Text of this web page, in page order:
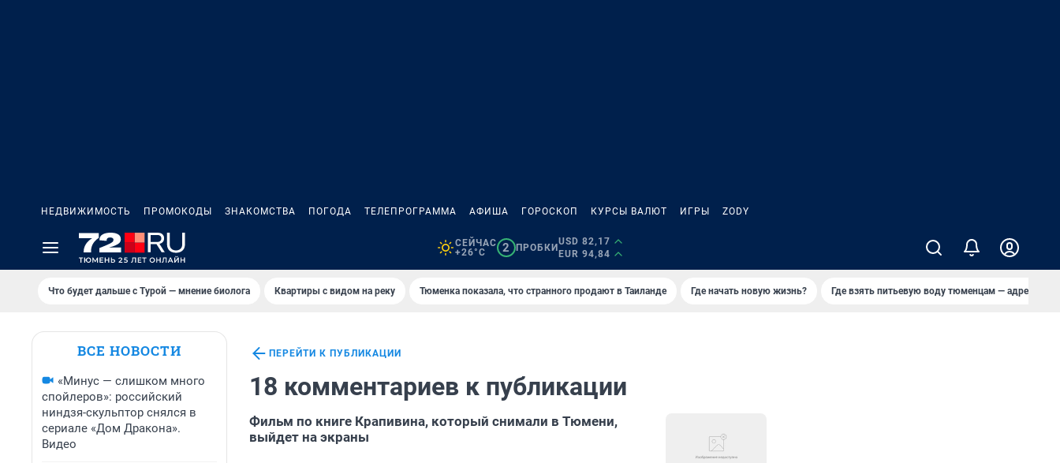
НЕДВИЖИМОСТЬ ПРОМОКОДЫ ЗНАКОМСТВА ПОГОДА ТЕЛЕПРОГРАММА АФИША ГОРОСКОП КУРСЫ ВАЛЮТ ИГРЫ ZODY
СЕЙЧАС
+26°C
2 ПРОБКИ
USD 82,17
EUR 94,84
Что будет дальше с Турой — мнение биолога Квартиры с видом на реку Тюменка показала, что странного продают в Таиланде Где начать новую жизнь? Где взять питьевую воду тюменцам — адреса
ВСЕ НОВОСТИ
«Минус — слишком много
спойлеров»: российский
ниндзя-скульптор снялся в
сериале «Дом Дракона».
Видео
ПЕРЕЙТИ К ПУБЛИКАЦИИ
18 комментариев к публикации
Фильм по книге Крапивина, который снимали в Тюмени,
выйдет на экраны